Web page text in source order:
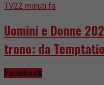
TV22 minuti fa
Uomini e Donne
trono: da
Facebook